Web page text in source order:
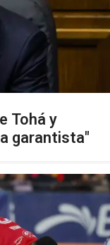
Tohá y
garantista"